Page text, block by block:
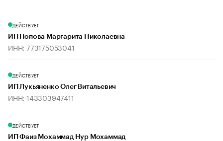
ДЕЙСТВУЕТ
ИП Попова Маргарита Николаевна
ИНН: 773175053041
ДЕЙСТВУЕТ
ИП Лукьяненко Олег Витальевич
ИНН: 143303947411
ДЕЙСТВУЕТ
ИП Фаиз Мохаммад Нур Мохаммад